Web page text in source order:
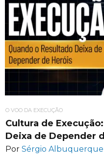
O VOO DA EXECUÇÃO
Cultura de
Deixa de Depender
Por Sérgio